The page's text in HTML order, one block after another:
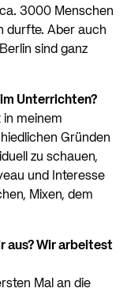
3000 Menschen
durfte. Aber auch
sind ganz
Unterrichten?
in meinem
Gründen
zu schauen,
und Interesse
Mixen, dem
aus? Wir arbeitest
Mal an die